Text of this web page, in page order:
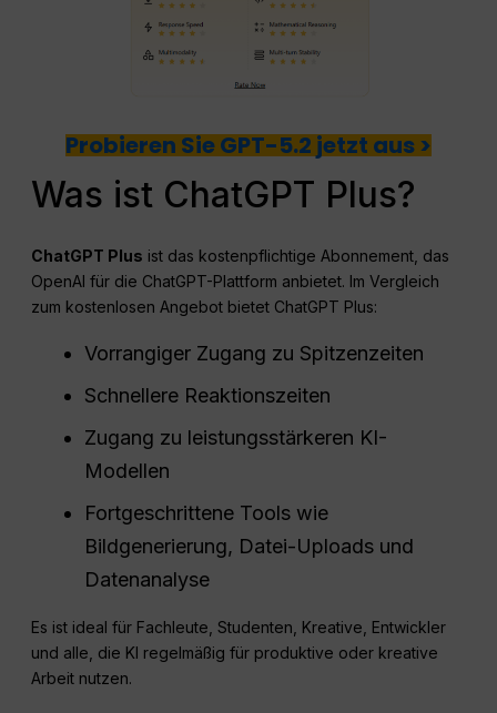
Probieren Sie GPT-5.2 jetzt aus >
Was ist ChatGPT Plus?
ChatGPT Plus ist das kostenpflichtige Abonnement, das
OpenAI für die ChatGPT-Plattform anbietet. Im Vergleich
zum kostenlosen Angebot bietet ChatGPT Plus:
Vorrangiger Zugang zu Spitzenzeiten
Schnellere Reaktionszeiten
Zugang zu leistungsstärkeren KI-
Modellen
Fortgeschrittene Tools wie
Bildgenerierung, Datei-Uploads und
Datenanalyse
Es ist ideal für Fachleute, Studenten, Kreative, Entwickler
und alle, die KI regelmäßig für produktive oder kreative
Arbeit nutzen.